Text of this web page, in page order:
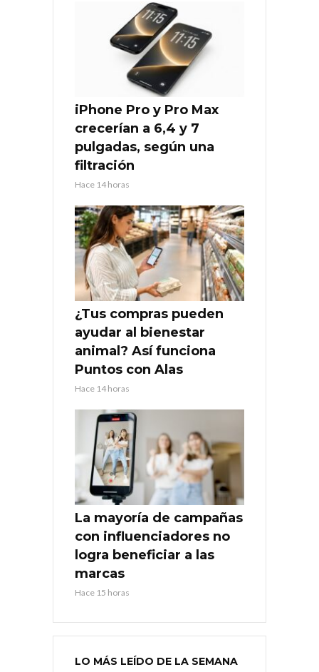
iPhone Pro y Pro Max
crecerían a 6,4 y 7
pulgadas, según una
filtración
Hace 14 horas
¿Tus compras pueden
ayudar al bienestar
animal? Así funciona
Puntos con Alas
Hace 14 horas
La mayoría de campañas
con influenciadores no
logra beneficiar a las
marcas
Hace 15 horas
LO MÁS LEÍDO DE LA SEMANA